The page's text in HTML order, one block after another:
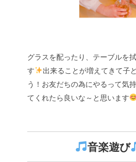
グラスを配ったり、テーブルを
す
出来ることが増えてきて子
う！お友だちの為にやるって気
てくれたら良いな～と思います
音楽遊び